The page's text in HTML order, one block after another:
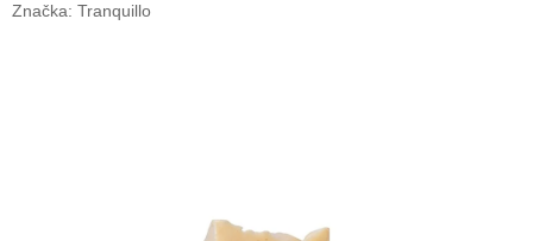
Značka: Tranquillo